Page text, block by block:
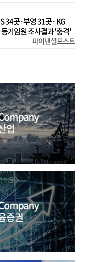
34곳·부영 31곳·KG
기임원 조사결과 '충격'
파이낸셜포스트